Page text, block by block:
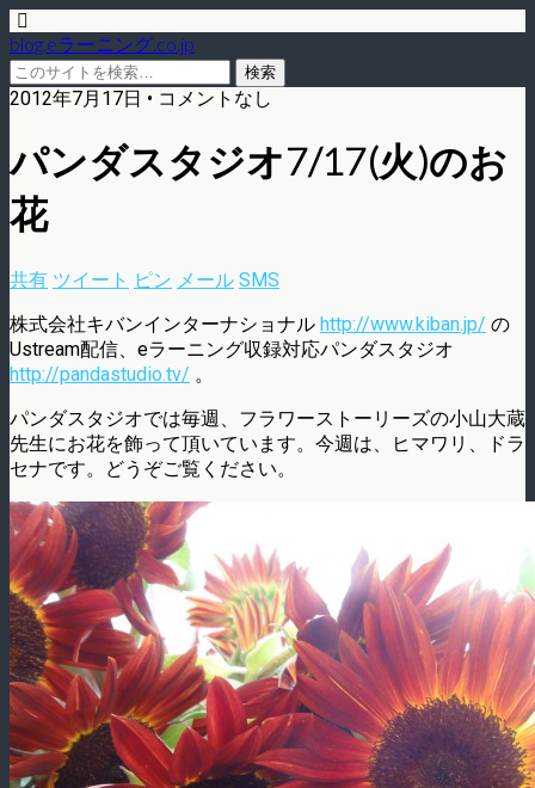
blog.eラーニング.co.jp
2012年7月17日 • コメントなし
パンダスタジオ7/17(火)のお
花
共有 ツイート ピン メール SMS
株式会社キバンインターナショナル http://www.kiban.jp/ の
Ustream配信、eラーニング収録対応パンダスタジオ
http://pandastudio.tv/ 。
パンダスタジオでは毎週、フラワーストーリーズの小山大蔵
先生にお花を飾って頂いています。今週は、ヒマワリ、ドラ
セナです。どうぞご覧ください。